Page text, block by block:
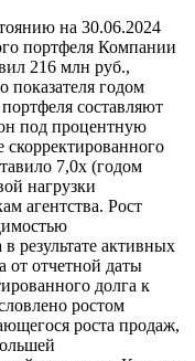
на 30.06.2024
портфеля Компании
216 млн руб.,
показателя годом
составляют
под процентную
7,0х (годом
нагрузки
агентства. Рост
результате активных
от отчетной даты
долга к
ростом
роста продаж,